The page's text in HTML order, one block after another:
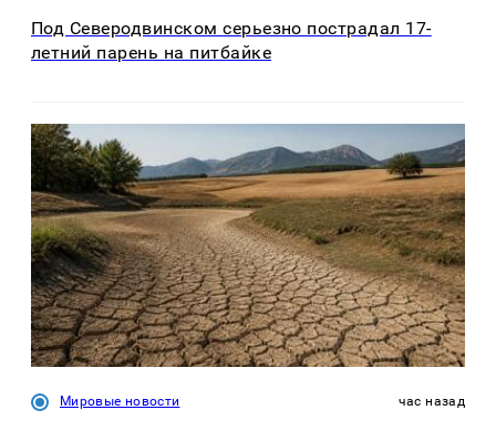
Под Северодвинском серьезно пострадал 17-
летний парень на питбайке
Мировые новости час назад